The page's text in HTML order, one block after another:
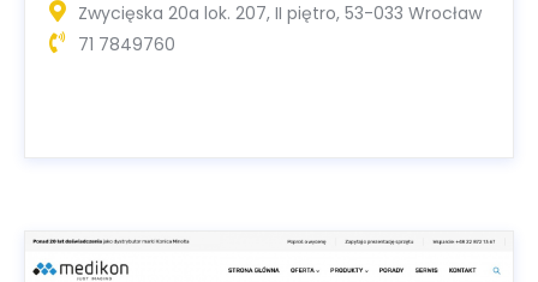
Zwycięska 20a lok. 207, II piętro, 53-033 Wrocław
71 7849760